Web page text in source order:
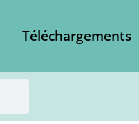
Téléchargements